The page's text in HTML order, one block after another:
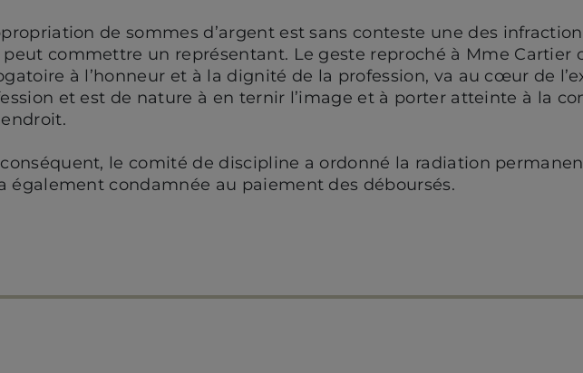
de sommes d’argent est sans conteste une des
peut commettre un représentant. Le geste reproché à Mme Cartier
à l’honneur et à la dignité de la profession, va au cœur de
et est de nature à en ternir l’image et à porter atteinte à la
le comité de discipline a ordonné la radiation
également condamnée au paiement des déboursés.